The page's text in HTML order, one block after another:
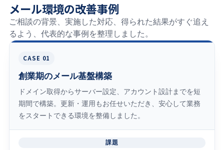
メール環境の改善事例
ご相談の背景、実施した対応、得られた結果がすぐ追え
るよう、代表的な事例を整理しました。
CASE 01
創業期のメール基盤構築
ドメイン取得からサーバー設定、アカウント設計までを短
期間で構築。更新・運用もお任せいただき、安心して業務
をスタートできる環境を整備しました。
課題